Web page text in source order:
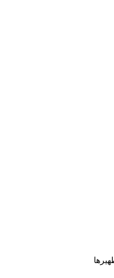
تنظيف أدوات التطبيق بالزيت المعدني عند 120 ، ثم تطهيرها